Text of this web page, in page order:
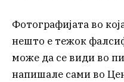
Фотографијата во
нешто е тежок
може да се види во
напишале сами во